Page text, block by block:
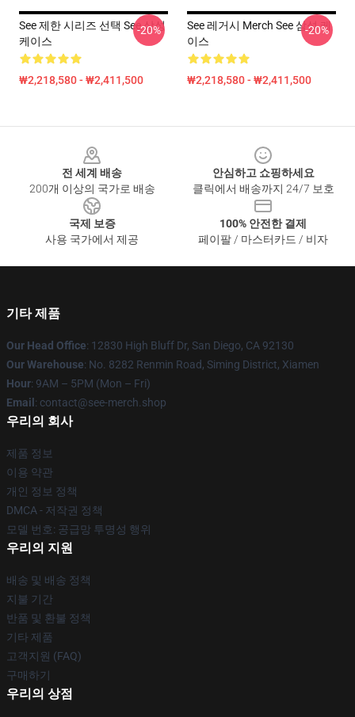
See 제한 시리즈 선택 See 삼성
케이스
₩2,218,580 - ₩2,411,500
-20%
See 레거시 Merch See 삼성 케
이스
₩2,218,580 - ₩2,411,500
-20%
전 세계 배송
200개 이상의 국가로 배송
안심하고 쇼핑하세요
클릭에서 배송까지 24/7 보호
국제 보증
사용 국가에서 제공
100% 안전한 결제
페이팔 / 마스터카드 / 비자
기타 제품
Our Head Office: 12830 High Bluff Dr, San Diego, CA 92130
Our Warehouse: No. 8282 Renmin Road, Siming District, Xiamen
Hour: 9AM – 5PM (Mon – Fri)
Email : contact@see-merch.shop
우리의 회사
제품 정보
이용 약관
개인 정보 정책
DMCA - 저작권 정책
모델 번호: 공급망 투명성 행위
우리의 지원
배송 및 배송 정책
지불 기간
반품 및 환불 정책
기타 제품
고객지원 (FAQ)
구매하기
우리의 상점